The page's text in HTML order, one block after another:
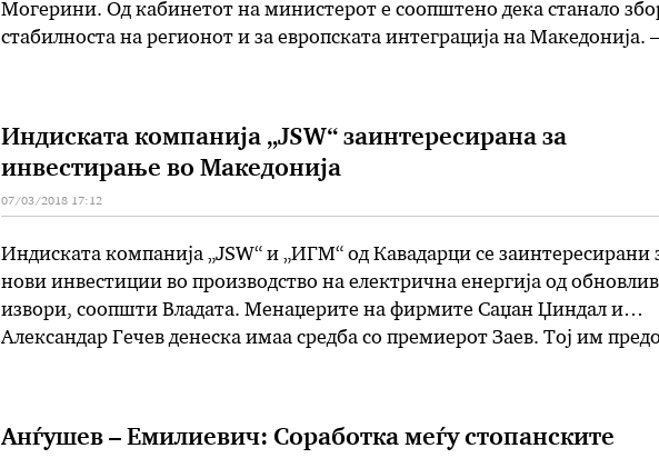
Могерини. Од кабинетот на министерот е соопштено дека станало
стабилноста на регионот и за европската интеграција на Македонија. –
Индиската компанија „JSW“ заинтересирана за
инвестирање во Македонија
07/03/2018 17:12
Индиската компанија „JSW“ и „ИГМ“ од Кавадарци се заинтересирани
нови инвестиции во производство на електрична енергија од
извори, соопшти Владата. Менаџерите на фирмите Саџан Џиндал и
Александар Гечев денеска имаа средба со премиерот Заев. Тој им
Анѓушев – Емилиевич: Соработка меѓу стопанските